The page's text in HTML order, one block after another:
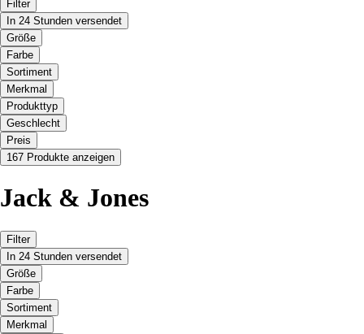
Filter
In 24 Stunden versendet
Größe
Farbe
Sortiment
Merkmal
Produkttyp
Geschlecht
Preis
167 Produkte anzeigen
Jack & Jones
Filter
In 24 Stunden versendet
Größe
Farbe
Sortiment
Merkmal